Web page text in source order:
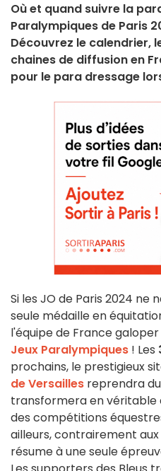
Où et quand suivre la
Paralympiques de Paris
Découvrez le calendrier,
chaines de diffusion en
pour le para dressage
Si les JO de Paris 2024
seule médaille en
l'équipe de France
Jeux Paralympiques ! Les
prochains, le prestigieux
de Versailles reprendra
transformera en véritable
des compétitions
ailleurs, contrairement aux
résume à une seule